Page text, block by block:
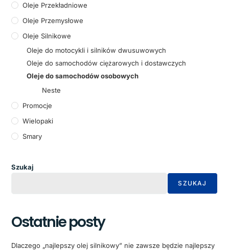
Oleje Przekładniowe
Oleje Przemysłowe
Oleje Silnikowe
Oleje do motocykli i silników dwusuwowych
Oleje do samochodów ciężarowych i dostawczych
Oleje do samochodów osobowych
Neste
Promocje
Wielopaki
Smary
Szukaj
SZUKAJ
Ostatnie posty
Dlaczego „najlepszy olej silnikowy” nie zawsze będzie najlepszy